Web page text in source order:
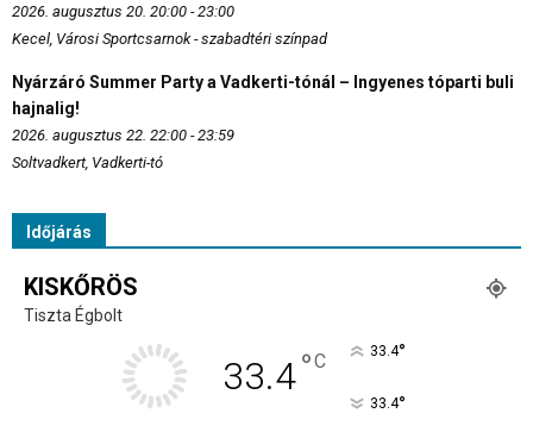
2026. augusztus 20. 20:00 - 23:00
Kecel, Városi Sportcsarnok - szabadtéri színpad
Nyárzáró Summer Party a Vadkerti-tónál – Ingyenes tóparti buli
hajnalig!
2026. augusztus 22. 22:00 - 23:59
Soltvadkert, Vadkerti-tó
Időjárás
KISKŐRÖS
Tiszta Égbolt
33.4°C 33.4°
33.4°